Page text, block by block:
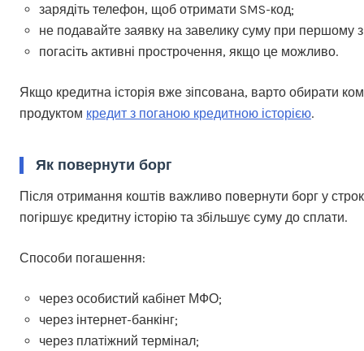
зарядіть телефон, щоб отримати SMS-код;
не подавайте заявку на завелику суму при першому
погасіть активні прострочення, якщо це можливо.
Якщо кредитна історія вже зіпсована, варто обирати
продуктом кредит з поганою кредитною історією.
Як повернути борг
Після отримання коштів важливо повернути борг у
погіршує кредитну історію та збільшує суму до сплати.
Способи погашення:
через особистий кабінет МФО;
через інтернет-банкінг;
через платіжний термінал;